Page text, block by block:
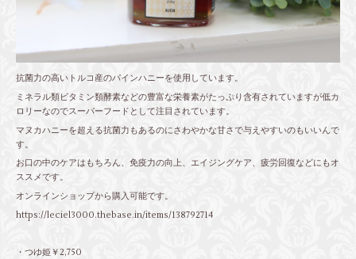
抗菌力の高いトルコ産のパインハニーを使用しています。
ミネラル類ビタミン類酵素などの豊富な栄養素がたっぷり含有されていますが低カ
ロリーなのでスーパーフードとして注目されています。
マヌカハニーを超える抗菌力もあるのにさわやかな甘さで与えやすいのもいいんで
す。
お口の中のケアはもちろん、免疫力の向上、エイジングケア、疲労回復などにもオ
ススメです。
オンラインショップから購入可能です。
https://leciel3000.thebase.in/items/138792714
・つゆ姫￥2,750